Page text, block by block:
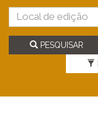
Local de edição
PESQUISAR